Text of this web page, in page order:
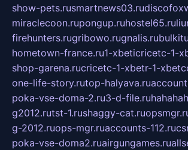
show-pets.rusmartnews03.ru
miraclecoon.rupongup.ruhostel65.ru
firehunters.rugribowo.rugnalis.ru
hometown-france.ru1-xbeticricetc-1-
shop-garena.rucricetc-1-xbetr-1-
one-life-story.rutop-halyava.ru
poka-vse-doma-2.ru3-d-file.ru
g2012.rutst-1.rushaggy-cat.ru
g-2012.ruops-mgr.ruaccounts-112.ru
poka-vse-doma2.ruairgungames.ru